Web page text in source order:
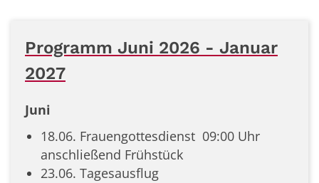
Programm Juni 2026 - Januar
2027
Juni
18.06. Frauengottesdienst 09:00 Uhr
anschließend Frühstück
23.06. Tagesausflug